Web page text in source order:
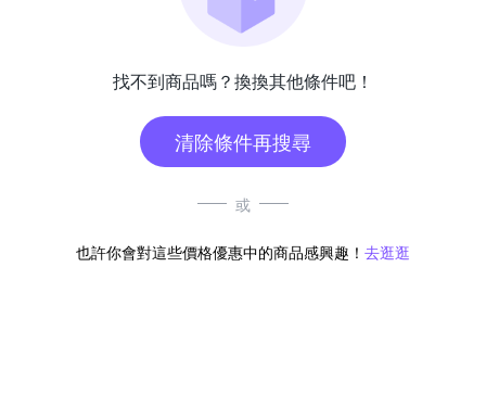
找不到商品嗎？換換其他條件吧！
清除條件再搜尋
或
也許你會對這些價格優惠中的商品感興趣！ 去逛逛